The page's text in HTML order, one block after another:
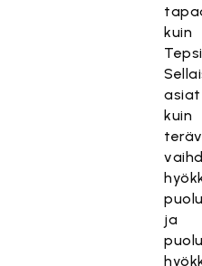
kuin
asiat
kuin
ja